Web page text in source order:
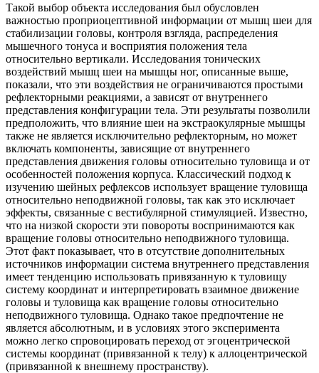
Такой выбор объекта исследования был обусловлен
важностью проприоцептивной информации от мышц шеи для
стабилизации головы, контроля взгляда, распределения
мышечного тонуса и восприятия положения тела
относительно вертикали. Исследования тонических
воздействий мышц шеи на мышцы ног, описанные выше,
показали, что эти воздействия не ограничиваются простыми
рефлекторными реакциями, а зависят от внутреннего
представления конфигурации тела. Эти результаты позволили
предположить, что влияние шеи на экстраокулярные мышцы
также не является исключительно рефлекторным, но может
включать компоненты, зависящие от внутреннего
представления движения головы относительно туловища и от
особенностей положения корпуса. Классический подход к
изучению шейных рефлексов использует вращение туловища
относительно неподвижной головы, так как это исключает
эффекты, связанные с вестибулярной стимуляцией. Известно,
что на низкой скорости эти повороты воспринимаются как
вращение головы относительно неподвижного туловища.
Этот факт показывает, что в отсутствие дополнительных
источников информации система внутреннего представления
имеет тенденцию использовать привязанную к туловищу
систему координат и интерпретировать взаимное движение
головы и туловища как вращение головы относительно
неподвижного туловища. Однако такое предпочтение не
является абсолютным, и в условиях этого эксперимента
можно легко спровоцировать переход от эгоцентрической
системы координат (привязанной к телу) к аллоцентрической
(привязанной к внешнему пространству).